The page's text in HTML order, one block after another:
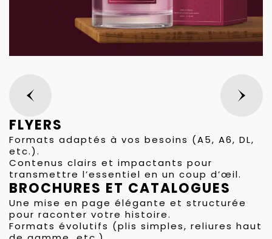
FLYERS
Formats adaptés à vos besoins (A5, A6, DL,
etc.).
Contenus clairs et impactants pour
transmettre l’essentiel en un coup d’œil.
BROCHURES ET CATALOGUES
Une mise en page élégante et structurée
pour raconter votre histoire.
Formats évolutifs (plis simples, reliures haut